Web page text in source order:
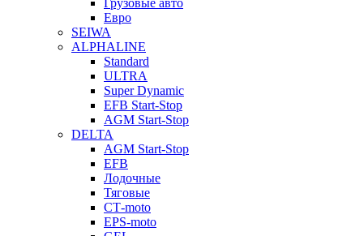
Грузовые авто
Евро
SEIWA
ALPHALINE
Standard
ULTRA
Super Dynamic
EFB Start-Stop
AGM Start-Stop
DELTA
AGM Start-Stop
EFB
Лодочные
Тяговые
СТ-moto
EPS-moto